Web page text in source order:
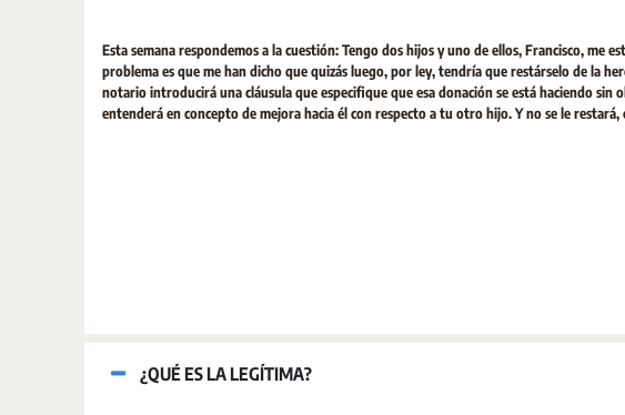
Esta semana respondemos a la cuestión: Tengo dos hijos y uno de ellos, Francisco, me
problema es que me han dicho que quizás luego, por ley, tendría que restárselo de la
notario introducirá una cláusula que especifique que esa donación se está haciendo sin
entenderá en concepto de mejora hacia él con respecto a tu otro hijo. Y no se le restará,
¿QUÉ ES LA LEGÍTIMA?